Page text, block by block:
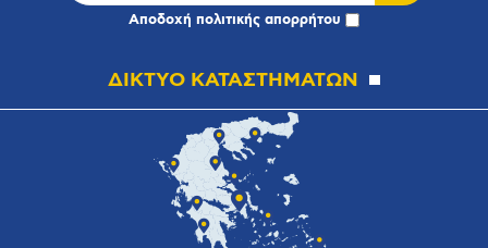
Αποδοχή πολιτικής απορρήτου
ΔΙΚΤΥΟ ΚΑΤΑΣΤΗΜΑΤΩΝ